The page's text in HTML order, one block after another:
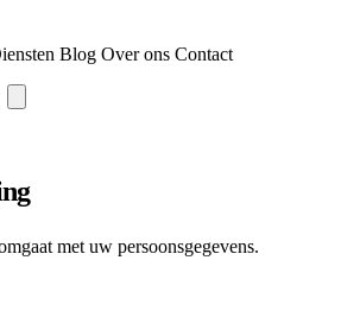
Blog Over ons Contact
met uw persoonsgegevens.